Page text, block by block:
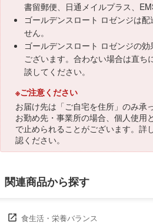
書留郵便、日通メイルプラス、
ゴールデンスロート ロゼンジは
せん。
ゴールデンスロート ロゼンジの
ございます。合わない場合は直ち
談してください。
※ご注意ください
お届け先は「ご自宅を住所」のみ承
お勤め先・事業所の場合、個人使用
で止められることがございます。詳
認ください。
関連商品から探す
食生活・栄養バランス